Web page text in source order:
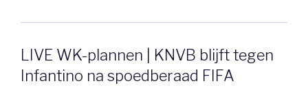
LIVE WK-plannen | KNVB blijft tegen
Infantino na spoedberaad FIFA